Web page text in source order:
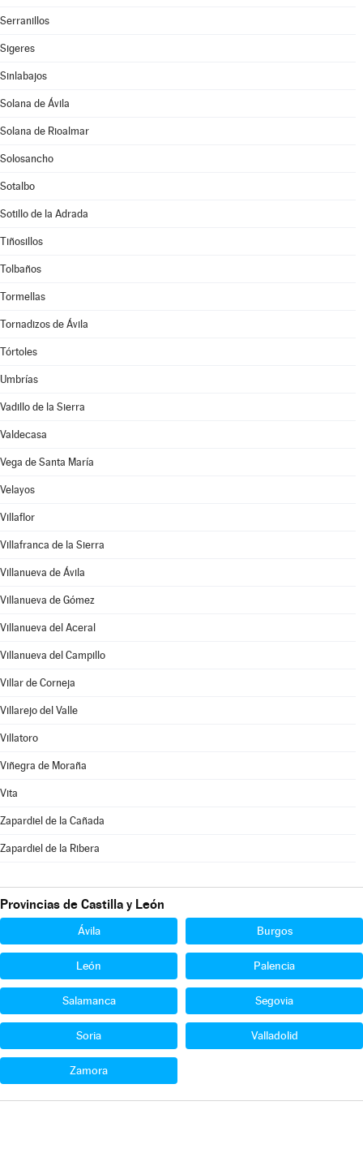
Serranillos
Sigeres
Sinlabajos
Solana de Ávila
Solana de Rioalmar
Solosancho
Sotalbo
Sotillo de la Adrada
Tiñosillos
Tolbaños
Tormellas
Tornadizos de Ávila
Tórtoles
Umbrías
Vadillo de la Sierra
Valdecasa
Vega de Santa María
Velayos
Villaflor
Villafranca de la Sierra
Villanueva de Ávila
Villanueva de Gómez
Villanueva del Aceral
Villanueva del Campillo
Villar de Corneja
Villarejo del Valle
Villatoro
Viñegra de Moraña
Vita
Zapardiel de la Cañada
Zapardiel de la Ribera
Provincias de Castilla y León
Ávila Burgos
León Palencia
Salamanca Segovia
Soria Valladolid
Zamora